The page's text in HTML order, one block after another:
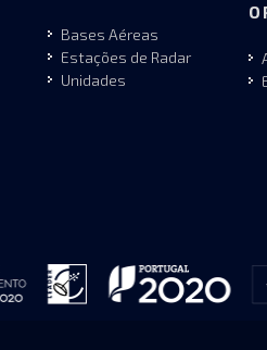
Bases Aéreas
Estações de Radar
Unidades